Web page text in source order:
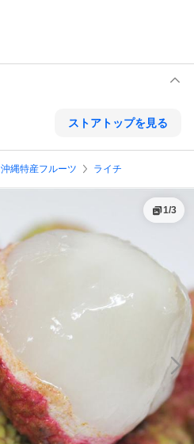
ストアトップを見る
沖縄特産フルーツ ライチ
1/3